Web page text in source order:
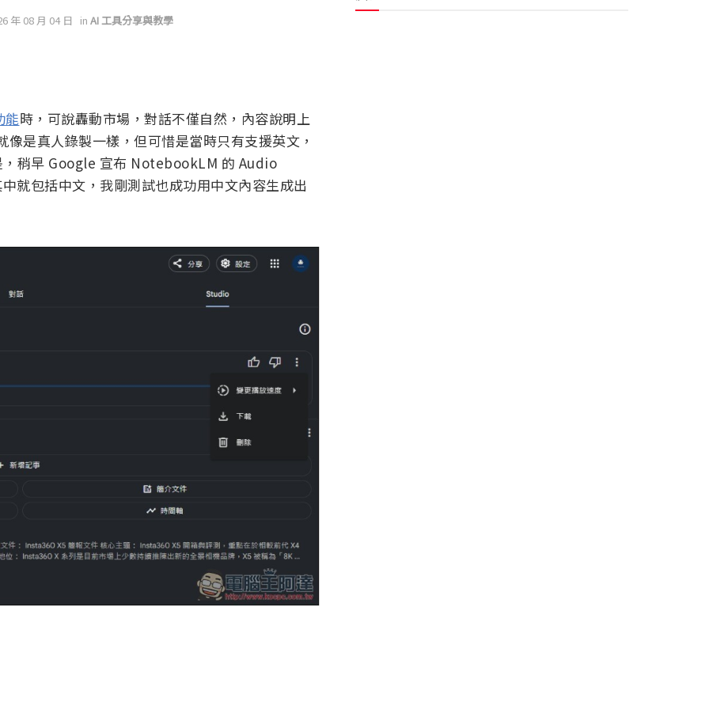
年 08 月 04 日 in AI 工具分享與教學
能時，可說轟動市場，對話不僅自然，內容說明上
是真人錄製一樣，但可惜是當時只有支援英文，
稍早 Google 宣布 NotebookLM 的 Audio
就包括中文，我剛測試也成功用中文內容生成出